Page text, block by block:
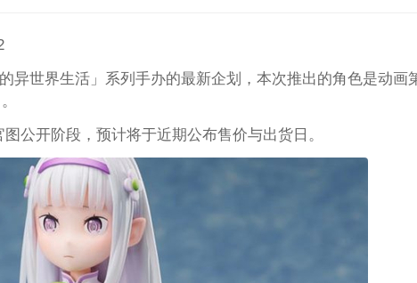
异世界生活」系列手办的最新企划，本次推出的角色是动画
公开阶段，预计将于近期公布售价与出货日。